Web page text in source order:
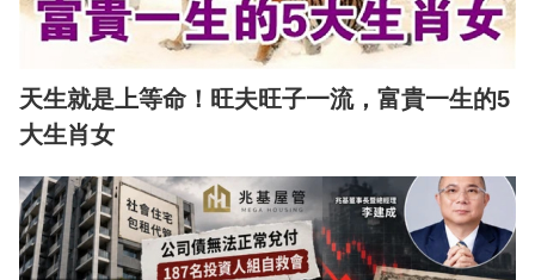
天生就是上等命！旺夫旺子一流，富貴一生的5
大生肖女